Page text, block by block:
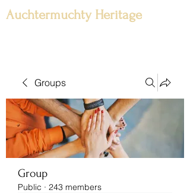
Auchtermuchty Heritage
Groups
Group
Public · 243 members